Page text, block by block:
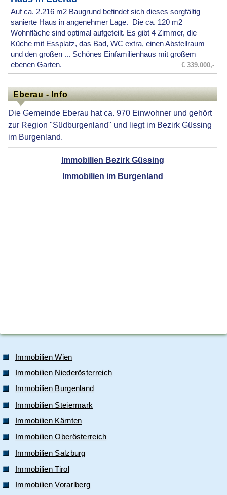
Auf ca. 2.216 m2 Baugrund befindet sich dieses sorgfältig
sanierte Haus in angenehmer Lage. Die ca. 120 m2
Wohnfläche sind optimal aufgeteilt. Es gibt 4 Zimmer, die
Küche mit Essplatz, das Bad, WC extra, einen Abstellraum
und den großen ... Schönes Einfamilienhaus mit großem
ebenen Garten.
€ 339.000,-
Eberau - Info
Die Gemeinde Eberau hat ca. 970 Einwohner und gehört
zur Region "Südburgenland" und liegt im Bezirk Güssing
im Burgenland.
Immobilien Bezirk Güssing
Immobilien im Burgenland
Immobilien Wien
Immobilien Niederösterreich
Immobilien Burgenland
Immobilien Steiermark
Immobilien Kärnten
Immobilien Oberösterreich
Immobilien Salzburg
Immobilien Tirol
Immobilien Vorarlberg